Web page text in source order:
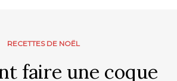
RECETTES DE NOËL
faire une coque